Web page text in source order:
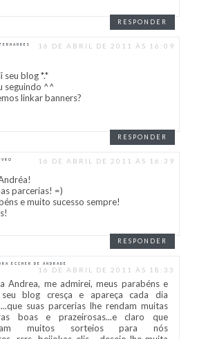
RESPONDER
16 DE ABRIL DE 2011 ÀS 16:09
seu blog *.*
seguindo ^^
linkar banners?
RESPONDER
16 DE ABRIL DE 2011 ÀS 16:39
parcerias! =)
e muito sucesso sempre!
RESPONDER
ECCHER DE ANDRADE
16 DE ABRIL DE 2011 ÀS 18:33
Andrea, me admirei, meus parabéns e
blog cresça e apareça cada dia
suas parcerias lhe rendam muitas
boas e prazeirosas...e claro que
muitos sorteios para nós